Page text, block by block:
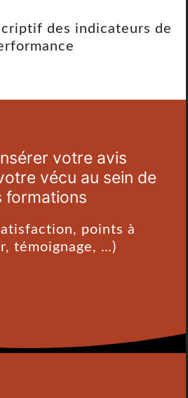
des indicateurs de
votre avis
vécu au sein de
formations
points à
témoignage, …)